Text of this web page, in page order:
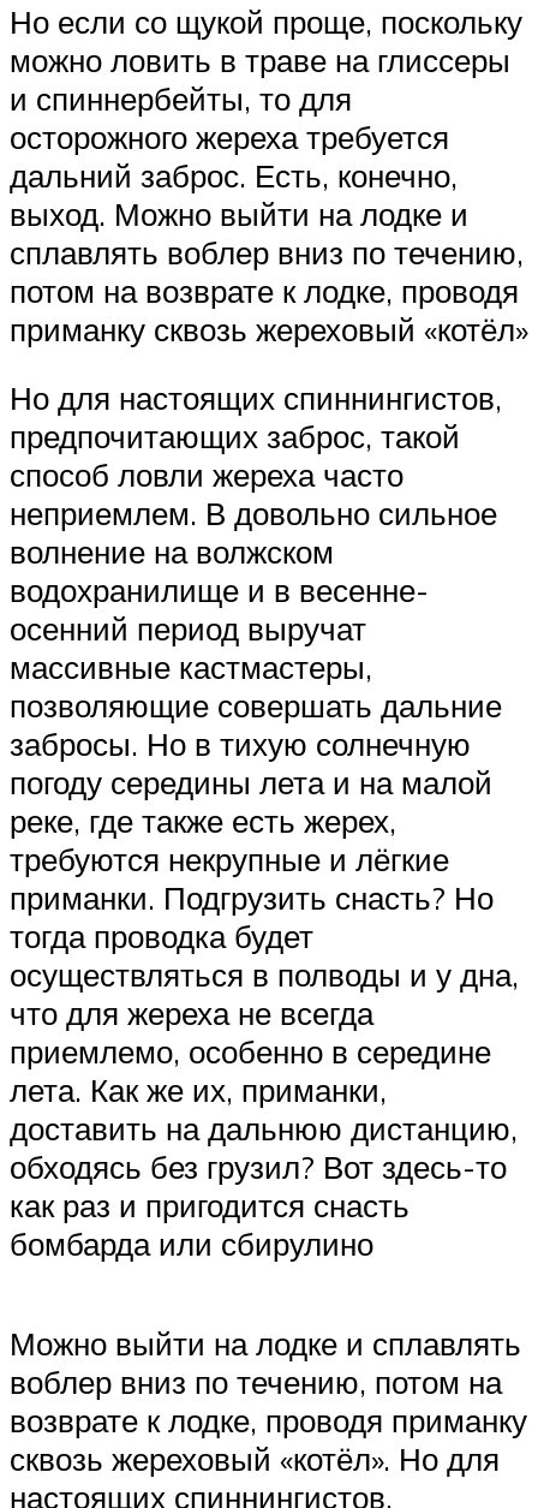
Но если со щукой проще, поскольку
можно ловить в траве на глиссеры
и спиннербейты, то для
осторожного жереха требуется
дальний заброс. Есть, конечно,
выход. Можно выйти на лодке и
сплавлять воблер вниз по течению,
потом на возврате к лодке, проводя
приманку сквозь жереховый «котёл»
Но для настоящих спиннингистов,
предпочитающих заброс, такой
способ ловли жереха часто
неприемлем. В довольно сильное
волнение на волжском
водохранилище и в весенне-
осенний период выручат
массивные кастмастеры,
позволяющие совершать дальние
забросы. Но в тихую солнечную
погоду середины лета и на малой
реке, где также есть жерех,
требуются некрупные и лёгкие
приманки. Подгрузить снасть? Но
тогда проводка будет
осуществляться в полводы и у дна,
что для жереха не всегда
приемлемо, особенно в середине
лета. Как же их, приманки,
доставить на дальнюю дистанцию,
обходясь без грузил? Вот здесь-то
как раз и пригодится снасть
бомбарда или сбирулино
Можно выйти на лодке и сплавлять
воблер вниз по течению, потом на
возврате к лодке, проводя приманку
сквозь жереховый «котёл». Но для
настоящих спиннингистов,